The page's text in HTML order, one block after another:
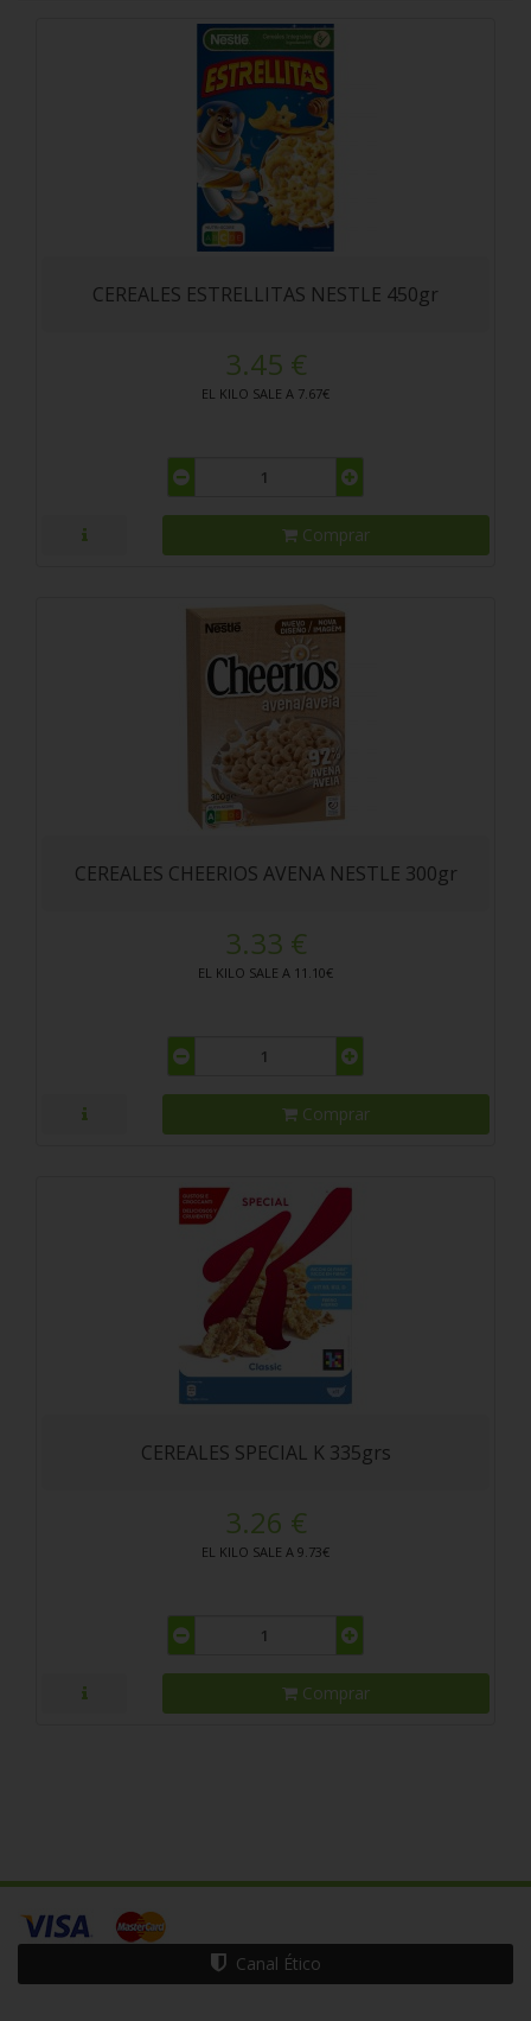
CEREALES ESTRELLITAS NESTLE 450gr
3.45 €
EL KILO SALE A 7.67€
Comprar
CEREALES CHEERIOS AVENA NESTLE 300gr
3.33 €
EL KILO SALE A 11.10€
Comprar
CEREALES SPECIAL K 335grs
3.26 €
EL KILO SALE A 9.73€
Comprar
Canal Ético